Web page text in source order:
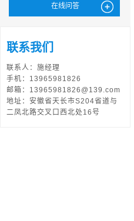
在线问答
联系我们
联系人：施经理
手机：13965981826
邮箱：13965981826@139.com
地址：安徽省天长市S204省道与
二凤北路交叉口西北处16号